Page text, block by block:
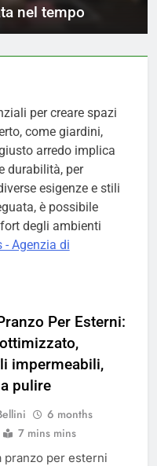
nel tempo
per creare spazi
come giardini,
arredo implica
durabilità, per
esigenze e stili
è possibile
degli ambienti
- Agenzia di
Per Esterni:
impermeabili,
pulire
6 months
7 mins mins
pranzo per esterni